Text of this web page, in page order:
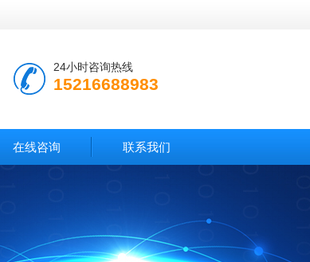
24小时咨询热线
15216688983
在线咨询 联系我们